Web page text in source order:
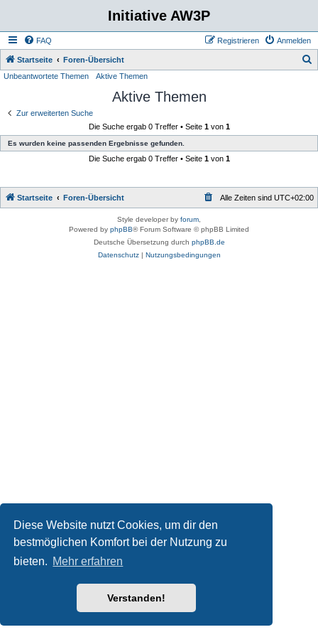
Diese Website nutzt Cookies, um dir den
bestmöglichen Komfort bei der Nutzung zu
bieten. Mehr erfahren
Verstanden!
Initiative AW3P
FAQ Anmelden
Registrieren
Startseite Foren-Übersicht
Unbeantwortete Themen Aktive Themen
Aktive Themen
Zur erweiterten Suche
Die Suche ergab 0 Treffer • Seite 1von 1
Es wurden keine passenden Ergebnisse gefunden.
Die Suche ergab 0 Treffer • Seite 1von 1
Startseite Foren-Übersicht Alle Zeiten sind UTC+02:00
Style developer by forum
Powered by phpBB® Forum Software © phpBB Limited
Deutsche Übersetzung durch phpBB.de
Datenschutz| Nutzungsbedingungen